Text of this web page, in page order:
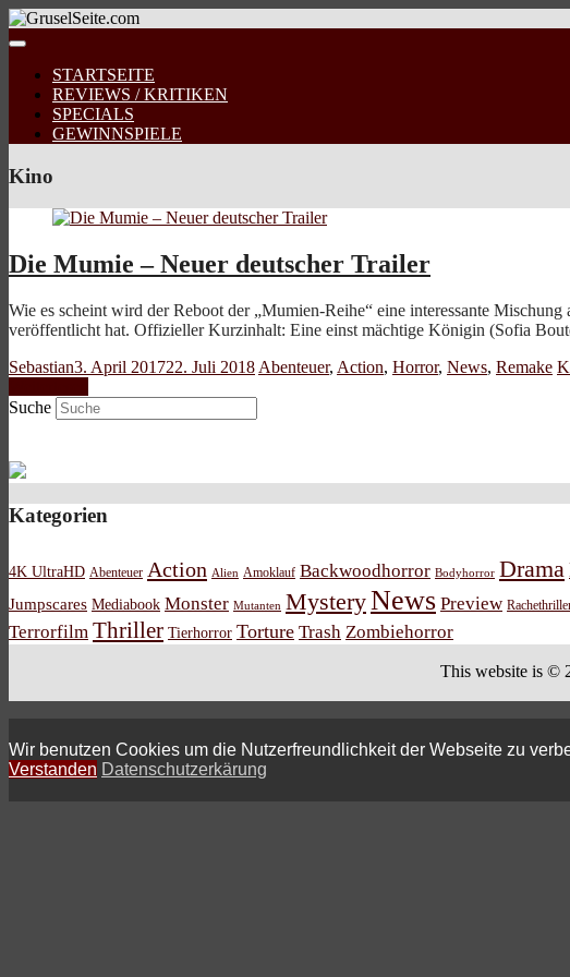
STARTSEITE
REVIEWS / KRITIKEN
SPECIALS
GEWINNSPIELE
Kino
Die Mumie – Neuer deutscher Trailer
Wie es scheint wird der Reboot der „Mumien-Reihe“ eine interessante
veröffentlicht hat. Offizieller Kurzinhalt: Eine einst mächtige Königin (Sofia
Sebastian3. April 201722. Juli 2018 Abenteuer, Action, Horror, News, Remake
Suche
Kategorien
4K UltraHD Abenteuer Action Alien Amoklauf Backwoodhorror Bodyhorror Drama
Jumpscares Mediabook Monster Mutanten MysteryNews Preview
Terrorfilm Thriller Tierhorror Torture Trash Zombiehorror
This website is ©
Wir benutzen Cookies um die Nutzerfreundlichkeit der Webseite zu
Verstanden Datenschutzerkärung